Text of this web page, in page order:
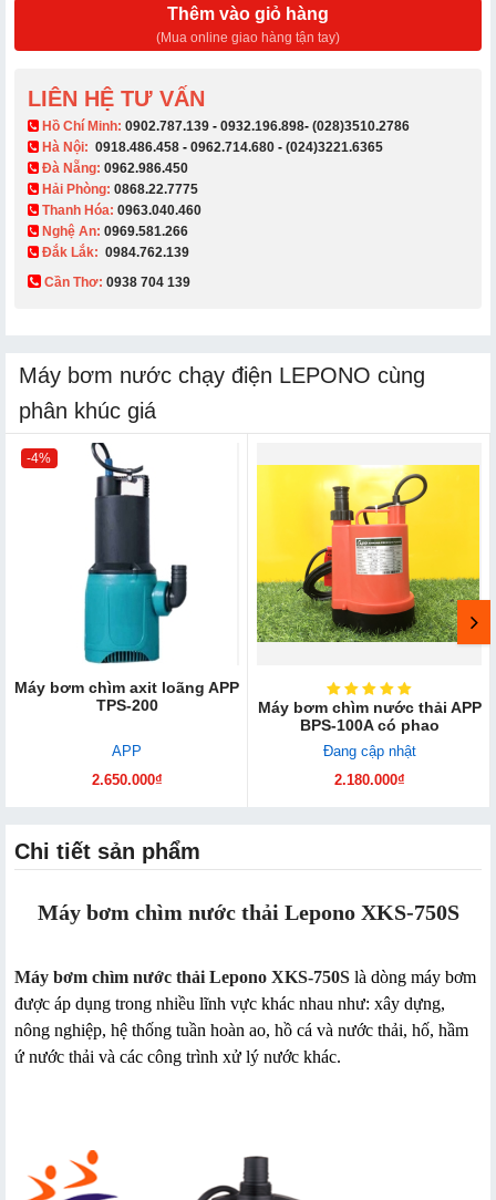
Thêm vào giỏ hàng
(Mua online giao hàng tận tay)
LIÊN HỆ TƯ VẤN
​ Hồ Chí Minh: 0902.787.139 - 0932.196.898- (028)3510.2786
Hà Nội: 0918.486.458 - 0962.714.680 - (024)3221.6365
Đà Nẵng: 0962.986.450
Hải Phòng: 0868.22.7775
Thanh Hóa: 0963.040.460
Nghệ An: 0969.581.266
Đắk Lắk: 0984.762.139
Cần Thơ: 0938 704 139​
Máy bơm nước chạy điện LEPONO cùng
phân khúc giá
-4%
Máy bơm chìm axit loãng APP
TPS-200
APP
2.650.000₫
Máy bơm chìm nước thải APP
BPS-100A có phao
Đang cập nhật
2.180.000₫
Chi tiết sản phẩm
Máy bơm chìm nước thải Lepono XKS-750S
Máy bơm chìm nước thải Lepono XKS-750S là dòng máy bơm
được áp dụng trong nhiều lĩnh vực khác nhau như: xây dựng,
nông nghiệp, hệ thống tuần hoàn ao, hồ cá và nước thải, hố, hầm
ứ nước thải và các công trình xử lý nước khác.